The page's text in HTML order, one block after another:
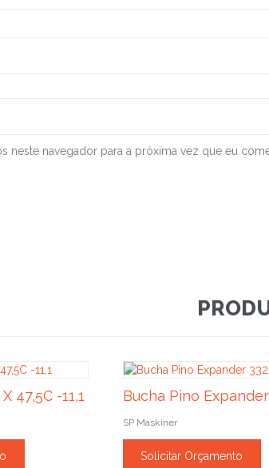
neste navegador para a próxima vez que eu
47,5C -11,1 Bucha Pino
SP Maskiner
Solicitar Orçamento